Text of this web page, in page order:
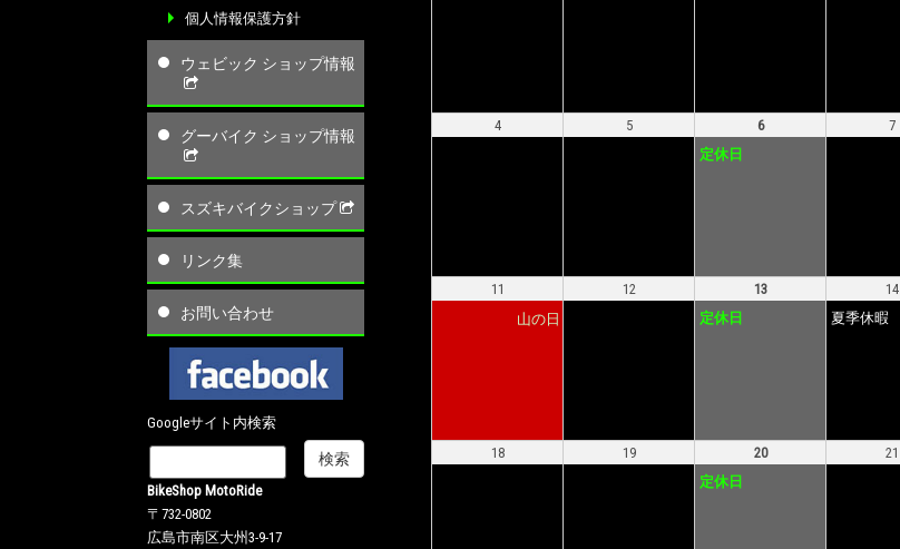
個人情報保護方針
ウェビック ショップ情報
グーバイク ショップ情報
スズキバイクショップ
リンク集
お問い合わせ
Googleサイト内検索
BikeShop MotoRide
〒732-0802
広島市南区大州3-9-17
4 5
6
定休日
7
11
山の日
12
13
定休日
14
夏季休暇
18 19
20
定休日
21